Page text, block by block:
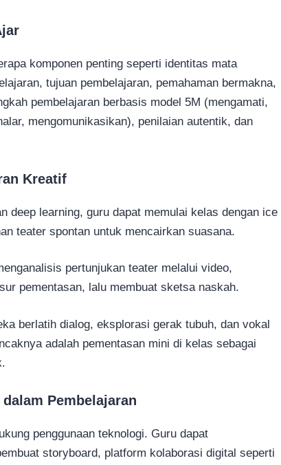
komponen penting seperti identitas mata
tujuan pembelajaran, pemahaman bermakna,
pembelajaran berbasis model 5M (mengamati,
mengomunikasikan), penilaian autentik, dan
Kreatif
deep learning, guru dapat memulai kelas dengan ice
teater spontan untuk mencairkan suasana.
pertunjukan teater melalui video,
pementasan, lalu membuat sketsa naskah.
berlatih dialog, eksplorasi gerak tubuh, dan vokal
adalah pementasan mini di kelas sebagai
Pembelajaran
penggunaan teknologi. Guru dapat
storyboard, platform kolaborasi digital seperti